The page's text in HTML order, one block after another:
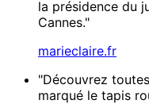
la présidence du
Cannes."
marieclaire.fr
"Découvrez
marqué le tapis